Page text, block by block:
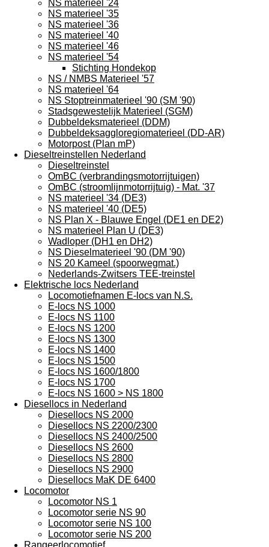
NS materieel '24
NS materieel '35
NS materieel '36
NS materieel '40
NS materieel '46
NS materieel '54
Stichting Hondekop
NS / NMBS Materieel '57
NS materieel '64
NS Stoptreinmaterieel '90 (SM '90)
Stadsgewestelijk Materieel (SGM)
Dubbeldeksmaterieel (DDM)
Dubbeldeksaggloregiomaterieel (DD-AR)
Motorpost (Plan mP)
Dieseltreinstellen Nederland
Dieseltreinstel
OmBC (verbrandingsmotorrijtuigen)
OmBC (stroomlijnmotorrijtuig) - Mat. '37
NS materieel '34 (DE3)
NS materieel '40 (DE5)
NS Plan X - Blauwe Engel (DE1 en DE2)
NS materieel Plan U (DE3)
Wadloper (DH1 en DH2)
NS Dieselmaterieel '90 (DM '90)
NS 20 Kameel (spoorwegmat.)
Nederlands-Zwitsers TEE-treinstel
Elektrische locs Nederland
Locomotiefnamen E-locs van N.S.
E-locs NS 1000
E-locs NS 1100
E-locs NS 1200
E-locs NS 1300
E-locs NS 1400
E-locs NS 1500
E-locs NS 1600/1800
E-locs NS 1700
E-locs NS 1600 > NS 1800
Diesellocs in Nederland
Diesellocs NS 2000
Diesellocs NS 2200/2300
Diesellocs NS 2400/2500
Diesellocs NS 2600
Diesellocs NS 2800
Diesellocs NS 2900
Diesellocs MaK DE 6400
Locomotor
Locomotor NS 1
Locomotor serie NS 90
Locomotor serie NS 100
Locomotor serie NS 200
Rangeerlocomotief